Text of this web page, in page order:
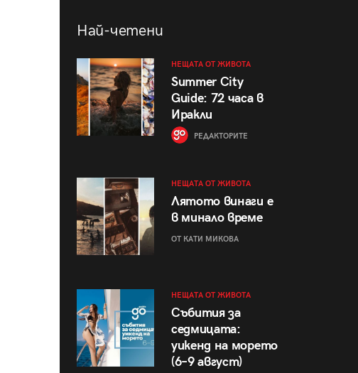
Най-четени
НЕЩАТА ОТ ЖИВОТА
Summer City
Guide: 72 часа в
Иракли
РЕДАКТОРИТЕ
НЕЩАТА ОТ ЖИВОТА
Лятото винаги е
в минало време
ОТ КАТИ МИКОВА
НЕЩАТА ОТ ЖИВОТА
Събития за
седмицата:
уикенд на морето
(6–9 август)